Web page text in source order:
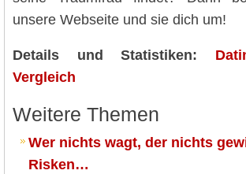
unsere Webseite und sie dich um!
Details und Statistiken:
Vergleich
Weitere Themen
Wer nichts wagt, der nichts
Risken…